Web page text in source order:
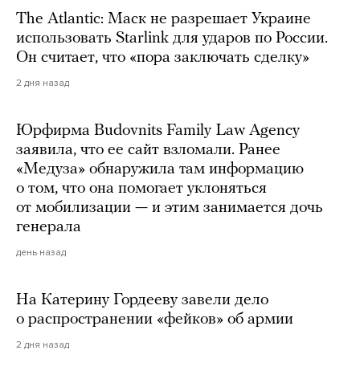
The Atlantic: Маск не разрешает Украине
использовать Starlink для ударов по России.
Он считает, что «пора заключать сделку»
2 дня назад
Юрфирма Budovnits Family Law Agency
заявила, что ее сайт взломали. Ранее
«Медуза» обнаружила там информацию
о том, что она помогает уклоняться
от мобилизации — и этим занимается дочь
генерала
день назад
На Катерину Гордееву завели дело
о распространении «фейков» об армии
2 дня назад